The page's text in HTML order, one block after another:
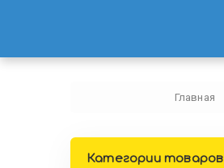
Главная
Категории товаров